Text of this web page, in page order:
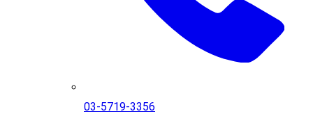
03-5719-3356